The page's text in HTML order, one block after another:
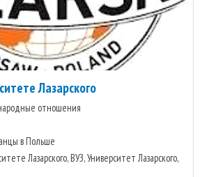
Лазарского
отношения
в Польше
Лазарского, ВУЗ, Университет Лазарского,